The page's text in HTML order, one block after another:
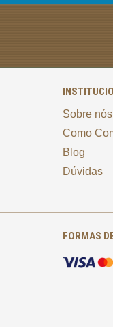
Sobre nós
Como
Blog
Dúvidas
FORMAS